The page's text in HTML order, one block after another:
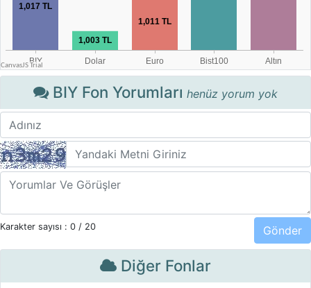
BIY Fon Yorumları henüz yorum yok
Karakter sayısı : 0 / 20
Diğer Fonlar